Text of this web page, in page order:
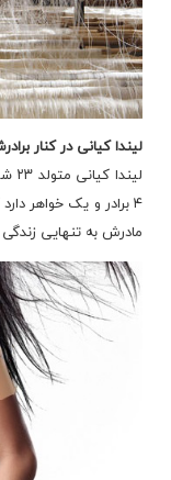
لیندا کیانی در کنار
۴ برادر و یک خواهر
مادرش به تنهایی